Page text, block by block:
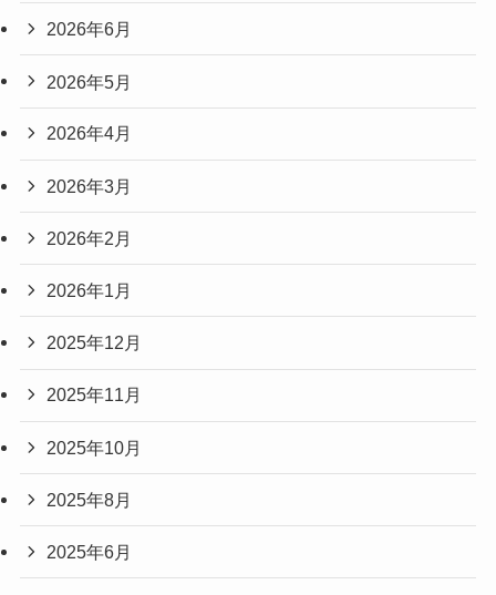
2026年6月
2026年5月
2026年4月
2026年3月
2026年2月
2026年1月
2025年12月
2025年11月
2025年10月
2025年8月
2025年6月